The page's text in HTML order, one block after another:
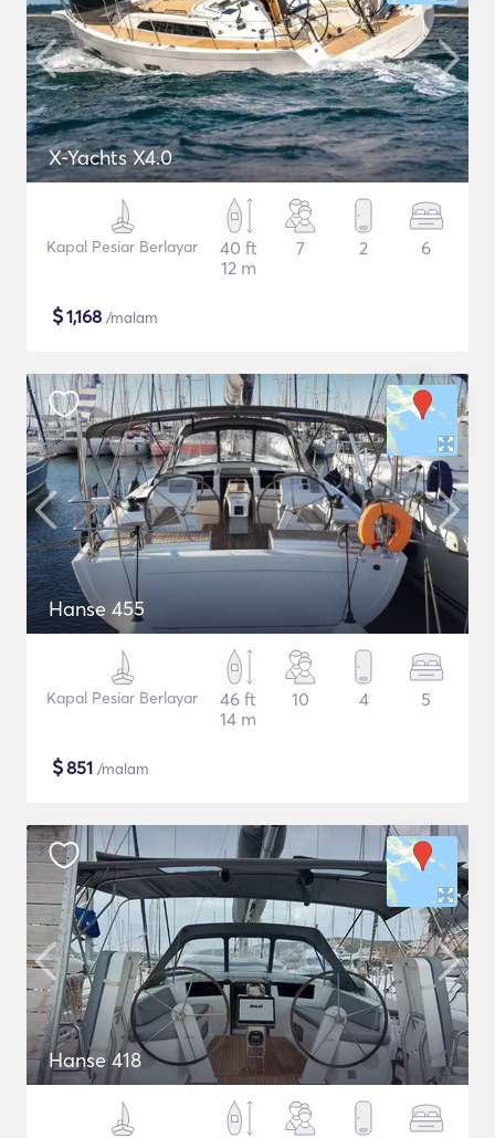
X-Yachts X4.0
Kapal Pesiar Berlayar
40 ft
12 m
7 2 6
$1,168 /malam
Hanse 455
Kapal Pesiar Berlayar
46 ft
14 m
10 4 5
$851 /malam
Hanse 418